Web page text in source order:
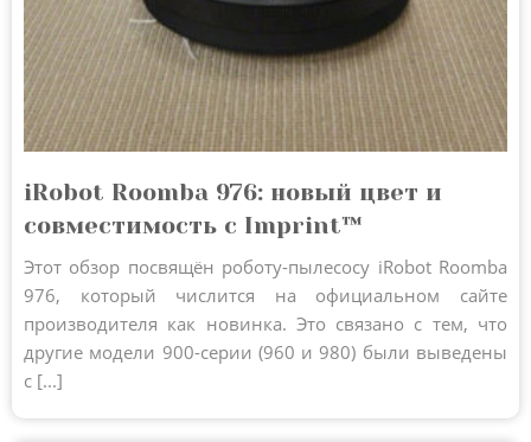
iRobot Roomba 976: новый цвет и
совместимость с Imprint™
Этот обзор посвящён роботу-пылесосу iRobot Roomba
976, который числится на официальном сайте
производителя как новинка. Это связано с тем, что
другие модели 900-серии (960 и 980) были выведены
с [...]